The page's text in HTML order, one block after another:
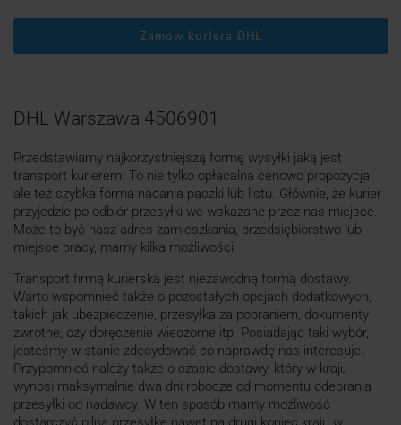
Zamów kuriera DHL
DHL Warszawa 4506901
Przedstawiamy najkorzystniejszą formę wysyłki jaką jest
transport kurierem. To nie tylko opłacalna cenowo propozycja,
ale też szybka forma nadania paczki lub listu. Głównie, że kurier
przyjedzie po odbiór przesyłki we wskazane przez nas miejsce.
Może to być nasz adres zamieszkania, przedsiębiorstwo lub
miejsce pracy, mamy kilka możliwości.
Transport firmą kurierską jest niezawodną formą dostawy.
Warto wspomnieć także o pozostałych opcjach dodatkowych,
takich jak ubezpieczenie, przesyłka za pobraniem, dokumenty
zwrotne, czy doręczenie wieczorne itp. Posiadając taki wybór,
jesteśmy w stanie zdecydować co naprawdę nas interesuje.
Przypomnieć należy także o czasie dostawy, który w kraju
wynosi maksymalnie dwa dni robocze od momentu odebrania
przesyłki od nadawcy. W ten sposób mamy możliwość